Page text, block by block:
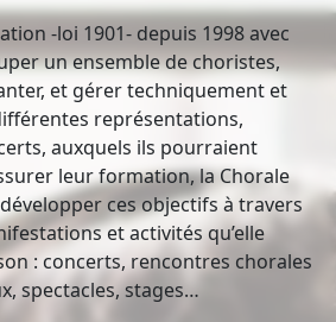
-loi 1901- depuis 1998 avec
un ensemble de choristes,
et gérer techniquement et
représentations,
auxquels ils pourraient
leur formation, la Chorale
développer ces objectifs à travers
et activités qu’elle
: concerts, rencontres chorales
spectacles, stages…